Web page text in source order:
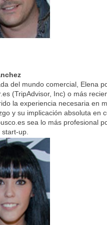
del mundo comercial, Elena
(TripAdvisor, Inc) o más
la experiencia necesaria en
y su implicación absoluta en
sea lo más profesional
up.